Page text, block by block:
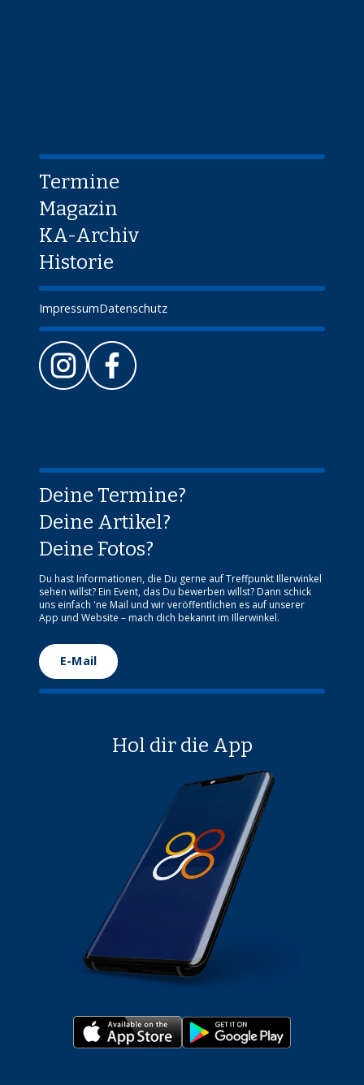
Termine
Magazin
KA-Archiv
Historie
ImpressumDatenschutz
Hol dir die App
Deine Termine?
Deine Artikel?
Deine Fotos?
Du hast Informationen, die Du gerne auf Treffpunkt Illerwinkel
sehen willst? Ein Event, das Du bewerben willst? Dann schick
uns einfach 'ne Mail und wir veröffentlichen es auf unserer
App und Website – mach dich bekannt im Illerwinkel.
E-Mail